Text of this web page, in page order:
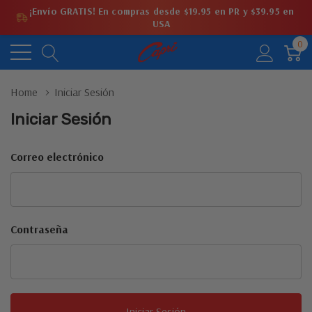
¡Envío GRATIS! En compras desde $19.95 en PR y $39.95 en
USA
0
Home Iniciar Sesión
Iniciar Sesión
Correo electrónico
Contraseña